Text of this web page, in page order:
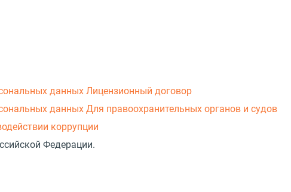
данных Лицензионный договор
данных Для правоохранительных органов и судов
коррупции
Федерации.